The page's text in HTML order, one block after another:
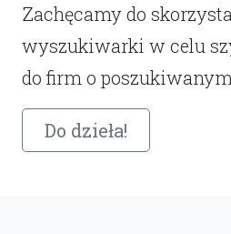
Zachęcamy do
wyszukiwarki w celu
do firm o
Do dzieła!